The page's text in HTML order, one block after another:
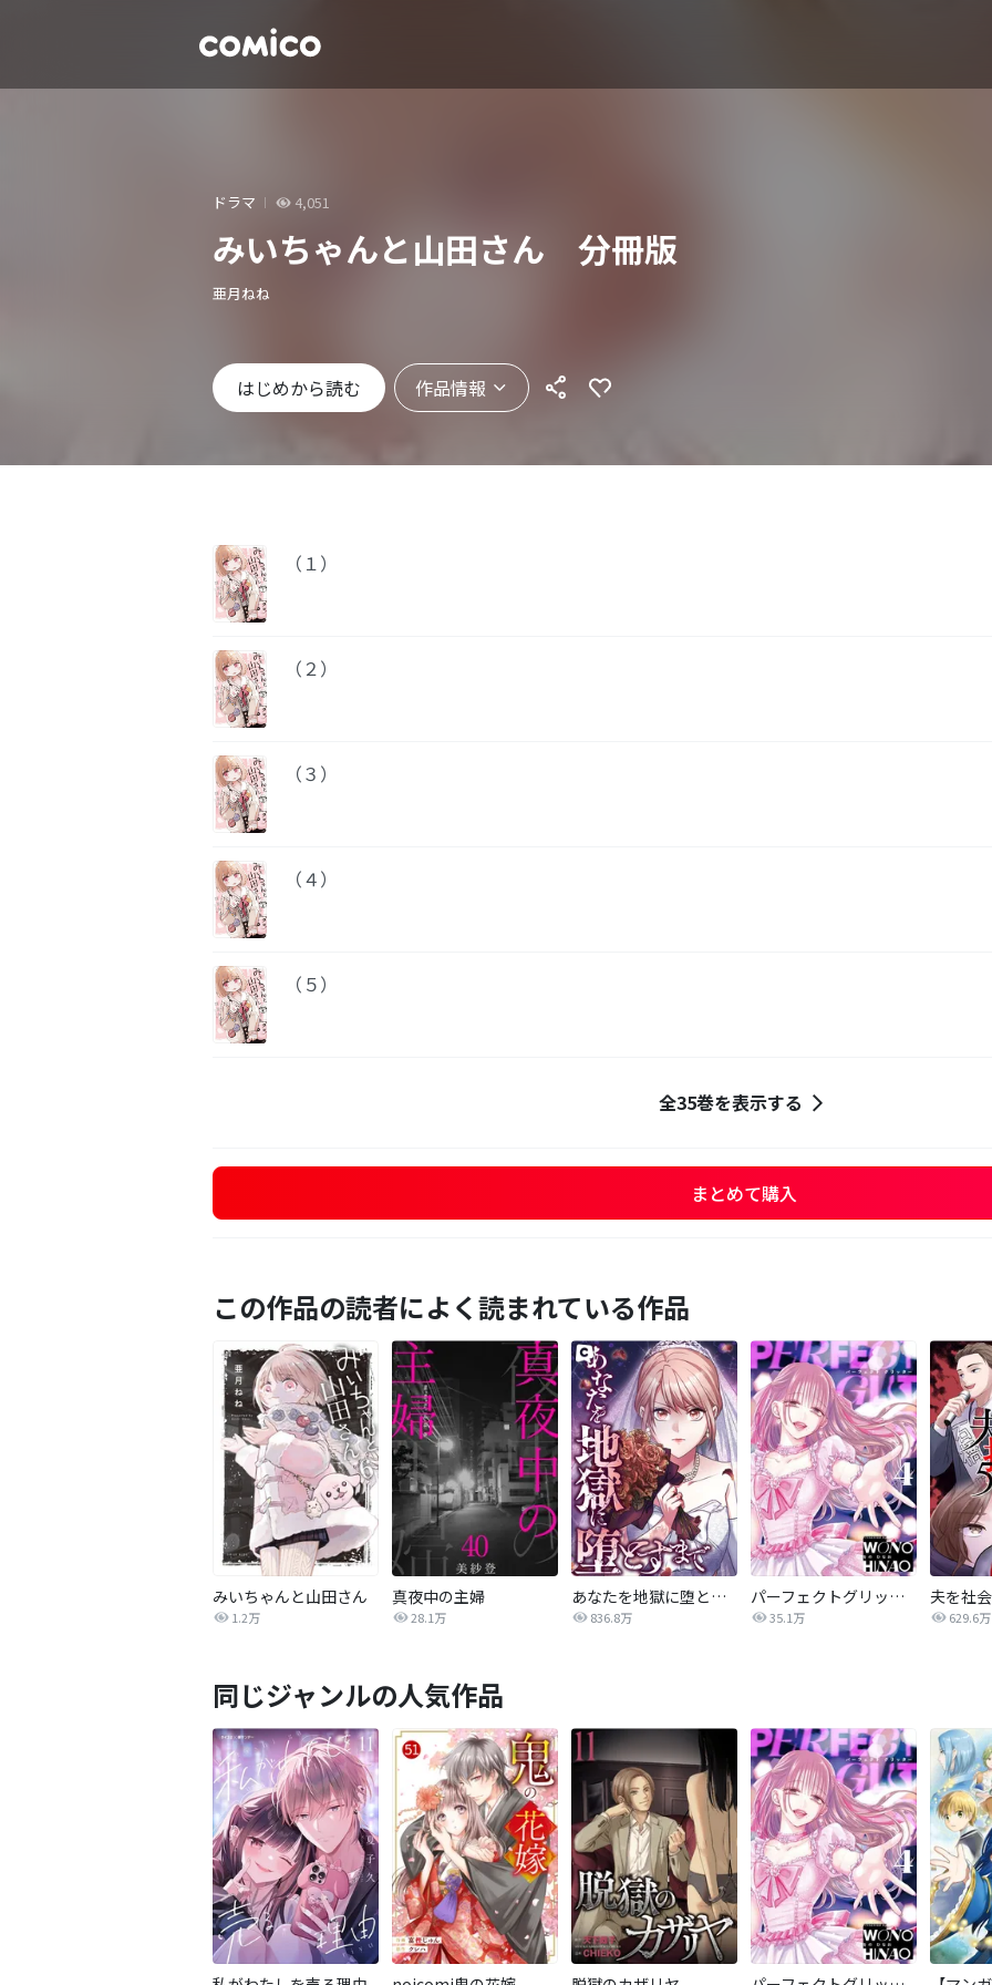
ドラマ 4,051
みいちゃんと山田さん 分冊版
亜月ねね
はじめから読む 作品情報
（１）
（２）
（３）
（４）
（５）
全35巻を表示する
まとめて購入
この作品の読者によく読まれている作品
みいちゃんと山田さん
1.2万
真夜中の主婦
28.1万
あなたを地獄に堕とすまで
836.8万
パーフェクトグリッター
35.1万 629.6万
同じジャンルの人気作品